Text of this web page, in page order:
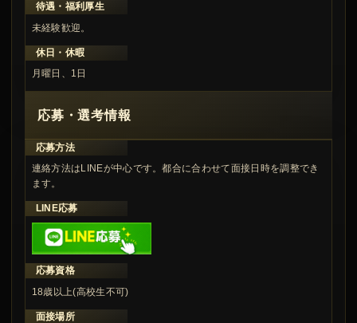
待遇・福利厚生
未経験歓迎。
休日・休暇
月曜日、1日
応募・選考情報
応募方法
連絡方法はLINEが中心です。都合に合わせて面接日時を調整でき
ます。
LINE応募
応募資格
18歳以上(高校生不可)
面接場所